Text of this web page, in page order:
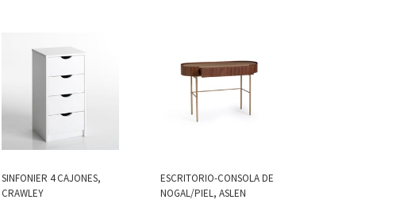
SINFONIER 4 CAJONES,
CRAWLEY
ESCRITORIO-CONSOLA DE
NOGAL/PIEL, ASLEN